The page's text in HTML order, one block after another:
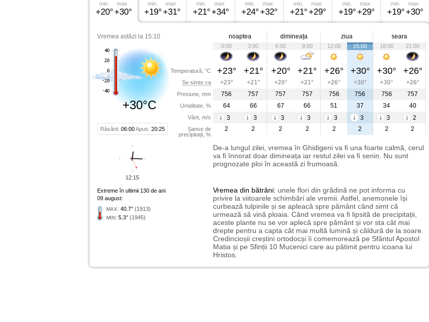
min.
+20°
max.
+30°
min.
+19°
max.
+31°
min.
+21°
max.
+34°
min.
+24°
max.
+32°
min.
+21°
max.
+29°
min.
+19°
max.
+29°
min.
+19°
max.
+30°
Vremea astăzi la 15:10
+30°C
Răsărit: 06:00Apus: 20:25
Temperatură, °C
Se simte ca
Presiune, mm
Umiditate, %
Vânt, m/s
Șanse de
precipitații, %
noaptea dimineața ziua seara
0:00 3:00 6:00 9:00 12:00 15:00 18:00 21:00
+23° +21° +20° +21° +26° +30° +30° +26°
+23° +21° +20° +21° +26° +30° +30°
+26°
756
757 757 757 756 756 756
757
64
66 67 66 51 37 34
40
3
3 3 3 3 3 3
2
2
2 2 2 2 2 2 2
De-a lungul zilei, vremea în Ghidigeni va fi una foarte calmă, cerul
va fi înnorat doar dimineața iar restul zilei va fi senin. Nu sunt
prognozate ploi în această zi frumoasă.
Extreme în ultimii 130 de ani
09 august:
MAX: 40.7° (1913)
MIN: 5.3° (1945)
Vremea din bătrâni: unele flori din grădină ne pot informa cu
privire la viitoarele schimbări ale vremii. Astfel, anemonele își
curbează tulpinile și se apleacă spre pământ când simt că
urmează să vină ploaia. Când vremea va fi lipsită de precipitații,
aceste plante nu se vor aplecă spre pământ și vor sta cât mai
drepte pentru a capta cât mai multă lumină și căldură de la soare.
Credincioșii creștini ortodocși îi comemorează pe Sfântul Apostol
Matia și pe Sfinții 10 Mucenici care au pătimit pentru icoana lui
Hristos.
12:15